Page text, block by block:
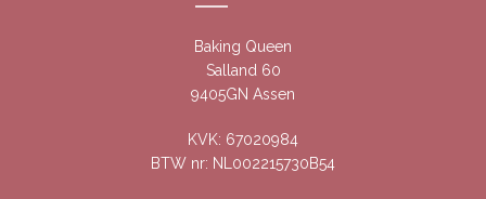
Baking Queen
Salland 60
9405GN Assen
KVK: 67020984
BTW nr: NL002215730B54